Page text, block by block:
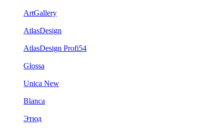
ArtGallery
AtlasDesign
AtlasDesign Profi54
Glossa
Unica New
Blanca
Этюд